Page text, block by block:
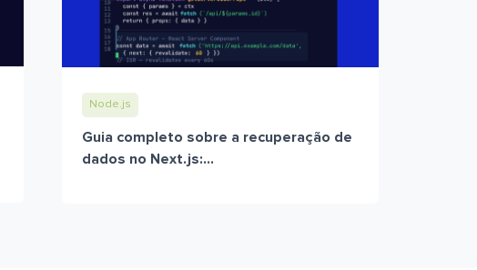
Node.js
Guia completo sobre a recuperação de
dados no Next.js:...